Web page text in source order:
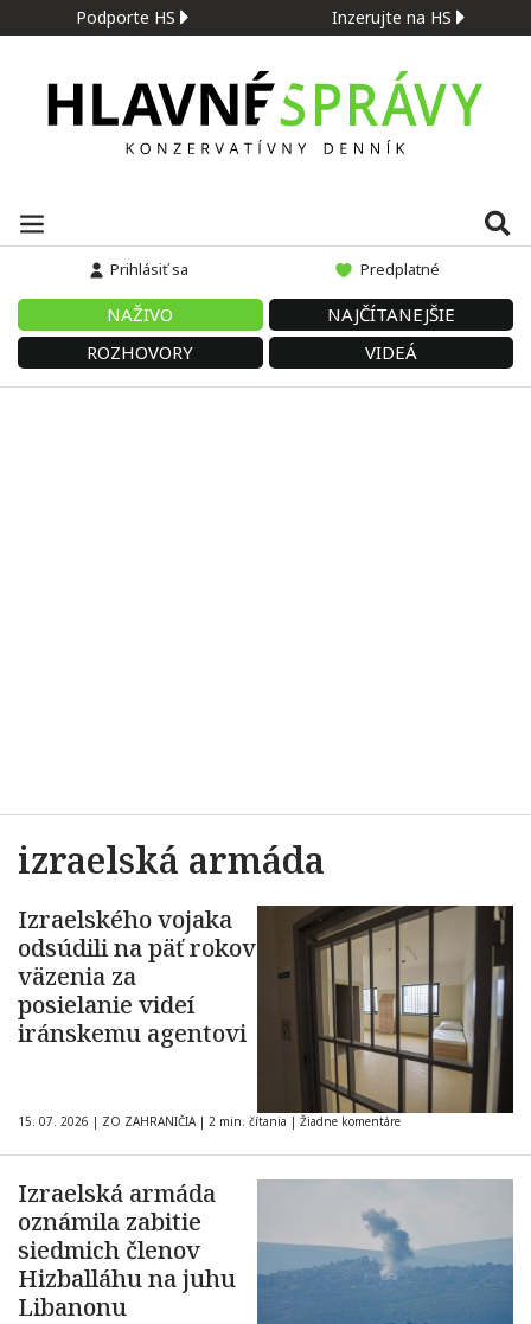
Podporte HS Inzerujte na HS
Prihlásiť sa Predplatné
NAŽIVO
NAJČÍTANEJŠIE
ROZHOVORY
VIDEÁ
izraelská armáda
Izraelského vojaka
odsúdili na päť rokov
väzenia za
posielanie videí
iránskemu agentovi
15. 07. 2026 | ZO ZAHRANIČIA | 2 min. čítania | Žiadne komentáre
Izraelská armáda
oznámila zabitie
siedmich členov
Hizballáhu na juhu
Libanonu